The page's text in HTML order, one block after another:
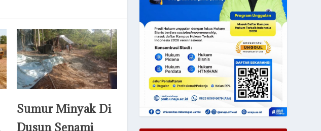
Sumur Minyak Di
Dusun Senami